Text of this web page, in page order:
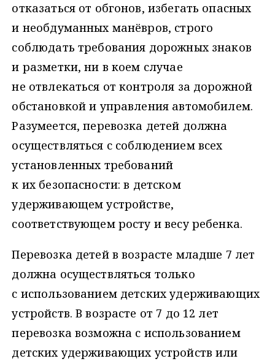
отказаться от обгонов, избегать опасных
и необдуманных манёвров, строго
соблюдать требования дорожных знаков
и разметки, ни в коем случае
не отвлекаться от контроля за дорожной
обстановкой и управления автомобилем.
Разумеется, перевозка детей должна
осуществляться с соблюдением всех
установленных требований
к их безопасности: в детском
удерживающем устройстве,
соответствующем росту и весу ребенка.
Перевозка детей в возрасте младше 7 лет
должна осуществляться только
с использованием детских удерживающих
устройств. В возрасте от 7 до 12 лет
перевозка возможна с использованием
детских удерживающих устройств или